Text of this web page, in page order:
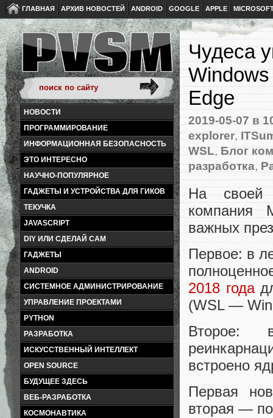
ГЛАВНАЯ АРХИВ НОВОСТЕЙ ANDROID GOOGLE APPLE
НОВОСТИ
ПРОГРАММИРОВАНИЕ
ИНФОРМАЦИОННАЯ БЕЗОПАСНОСТЬ
ЭТО ИНТЕРЕСНО
НАУЧНО-ПОПУЛЯРНОЕ
ГАДЖЕТЫ И УСТРОЙСТВА ДЛЯ ГИКОВ
ТЕКУЧКА
JAVASCRIPT
DIY ИЛИ СДЕЛАЙ САМ
ГАДЖЕТЫ
ANDROID
СИСТЕМНОЕ АДМИНИСТРИРОВАНИЕ
УПРАВЛЕНИЕ ПРОЕКТАМИ
PYTHON
РАЗРАБОТКА
ИСКУССТВЕННЫЙ ИНТЕЛЛЕКТ
OPEN SOURCE
БУДУЩЕЕ ЗДЕСЬ
ВЕБ-РАЗРАБОТКА
КОСМОНАВТИКА
Чудеса
Edge
2019-05-07 в
explorer,
WSL, Блог
разработка,
На своей
компания
важных
Первое: в
2018 года
(WSL —
Второе:
встроено
Первая
вторая —